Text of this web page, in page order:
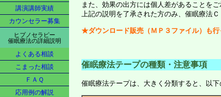
講演講師実績
カウンセラー募集
ヒプノセラピー
催眠療法の詳細説明
よくある相談
こまった相談
ＦＡＱ
応用例の解説
また、効果の出方には個人差があることを
上記の説明を了承された方のみ、催眠療法
★ダウンロード販売（ＭＰ３ファイル）も
催眠療法テープの種類・注意事項
催眠療法テープは、大きく分類すると、以